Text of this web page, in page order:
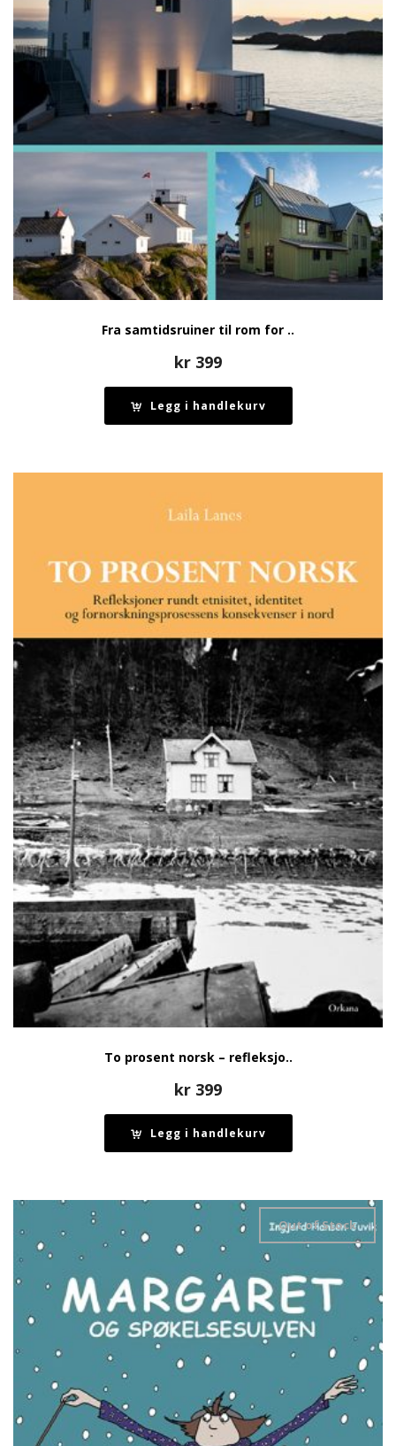
Fra samtidsruiner til rom for ..
kr 399
Legg i handlekurv
To prosent norsk – refleksjo..
kr 399
Legg i handlekurv
Out of Stock